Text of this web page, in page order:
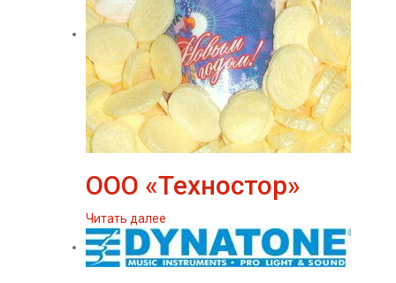
ООО «Техностор»
Читать далее